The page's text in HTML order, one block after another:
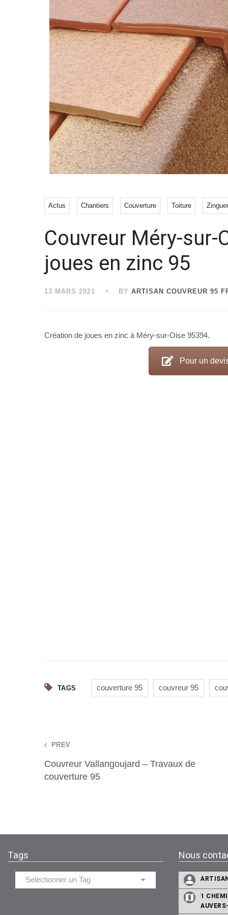
Actus Chantiers Couverture Toiture
Couvreur Méry-sur-
joues en zinc 95
13 MARS 2021 BY ARTISAN COUVREUR 95
Création de joues en zinc à Méry-sur-Oise 95394.
Pour un
TAGS couverture 95 couvreur 95
Post
navigation
PREV
Couvreur Vallangoujard – Travaux de
couverture 95
Tags Nous
1